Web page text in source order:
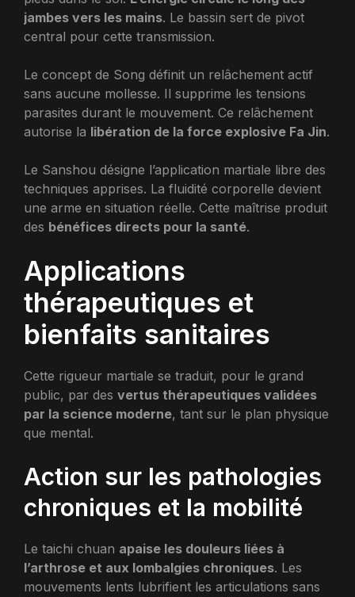
jambes vers les mains. Le bassin sert de pivot
central pour cette transmission.
Le concept de Song définit un relâchement actif
sans aucune mollesse. Il supprime les tensions
parasites durant le mouvement. Ce relâchement
autorise la libération de la force explosive Fa Jin.
Le Sanshou désigne l’application martiale libre des
techniques apprises. La fluidité corporelle devient
une arme en situation réelle. Cette maîtrise produit
des bénéfices directs pour la santé.
Applications
thérapeutiques et
bienfaits sanitaires
Cette rigueur martiale se traduit, pour le grand
public, par des vertus thérapeutiques validées
par la science moderne, tant sur le plan physique
que mental.
Action sur les pathologies
chroniques et la mobilité
Le taichi chuan apaise les douleurs liées à
l’arthrose et aux lombalgies chroniques. Les
mouvements lents lubrifient les articulations sans